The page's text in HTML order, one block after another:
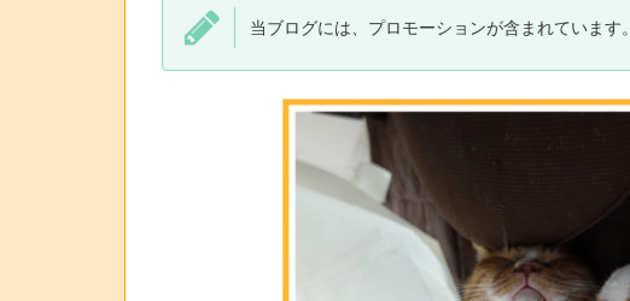
当ブログには、プロモーションが含まれています。